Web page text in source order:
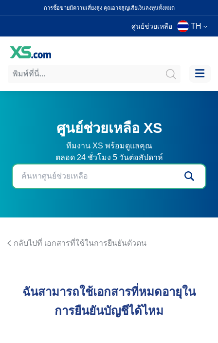
การซื้อขายมีความเสี่ยงสูง คุณอาจสูญเสียเงินลงทุนทั้งหมด
ศูนย์ช่วยเหลือ TH
ศูนย์ช่วยเหลือ XS
ทีมงาน XS พร้อมดูแลคุณ
ตลอด 24 ชั่วโมง 5 วันต่อสัปดาห์
กลับไปที่ เอกสารที่ใช้ในการยืนยันตัวตน
ฉันสามารถใช้เอกสารที่หมดอายุใน
การยืนยันบัญชีได้ไหม